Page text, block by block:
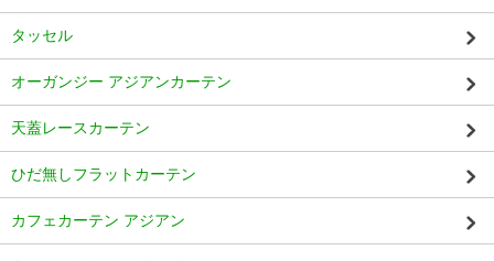
タッセル
オーガンジー アジアンカーテン
天蓋レースカーテン
ひだ無しフラットカーテン
カフェカーテン アジアン